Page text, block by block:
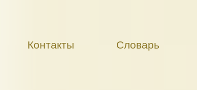
Контакты Словарь